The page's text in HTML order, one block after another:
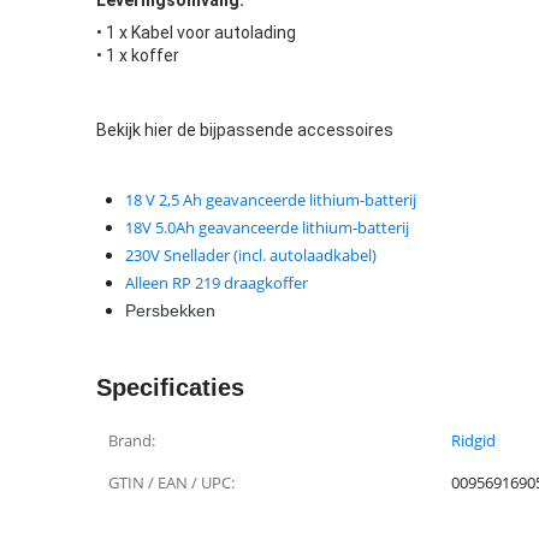
• 1 x Kabel voor autolading
• 1 x koffer
Bekijk hier de bijpassende accessoires
18 V 2,5 Ah geavanceerde lithium-batterij
18V 5.0Ah geavanceerde lithium-batterij
230V Snellader (incl. autolaadkabel)
Alleen RP 219 draagkoffer
Persbekken
Specificaties
Brand:
Ridgid
GTIN / EAN / UPC: